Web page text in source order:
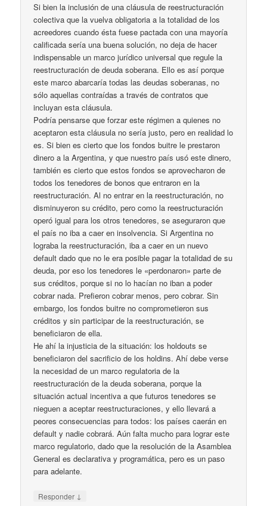
Si bien la inclusión de una cláusula de reestructuración
colectiva que la vuelva obligatoria a la totalidad de los
acreedores cuando ésta fuese pactada con una mayoría
calificada sería una buena solución, no deja de hacer
indispensable un marco jurídico universal que regule la
reestructuración de deuda soberana. Ello es así porque
este marco abarcaría todas las deudas soberanas, no
sólo aquellas contraídas a través de contratos que
incluyan esta cláusula.
Podría pensarse que forzar este régimen a quienes no
aceptaron esta cláusula no sería justo, pero en realidad lo
es. Si bien es cierto que los fondos buitre le prestaron
dinero a la Argentina, y que nuestro país usó este dinero,
también es cierto que estos fondos se aprovecharon de
todos los tenedores de bonos que entraron en la
reestructuración. Al no entrar en la reestructuración, no
disminuyeron su crédito, pero como la reestructuración
operó igual para los otros tenedores, se aseguraron que
el país no iba a caer en insolvencia. Si Argentina no
lograba la reestructuración, iba a caer en un nuevo
default dado que no le era posible pagar la totalidad de su
deuda, por eso los tenedores le «perdonaron» parte de
sus créditos, porque si no lo hacían no iban a poder
cobrar nada. Prefieron cobrar menos, pero cobrar. Sin
embargo, los fondos buitre no comprometieron sus
créditos y sin participar de la reestructuración, se
beneficiaron de ella.
He ahí la injusticia de la situación: los holdouts se
beneficiaron del sacrificio de los holdins. Ahí debe verse
la necesidad de un marco regulatoria de la
reestructuración de la deuda soberana, porque la
situación actual incentiva a que futuros tenedores se
nieguen a aceptar reestructuraciones, y ello llevará a
peores consecuencias para todos: los países caerán en
default y nadie cobrará. Aún falta mucho para lograr este
marco regulatorio, dado que la resolución de la Asamblea
General es declarativa y programática, pero es un paso
para adelante.
Responder ↓